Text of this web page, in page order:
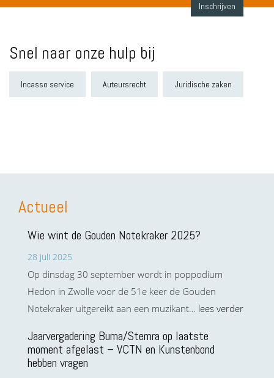
Inschrijven
Snel naar onze hulp bij
Incasso service Auteursrecht Juridische zaken
Actueel
Wie wint de Gouden Notekraker 2025?
28 juli 2025
Op dinsdag 30 september wordt in poppodium
Hedon in Zwolle voor de 51e keer de Gouden
Notekraker uitgereikt aan een muzikant… lees verder
Jaarvergadering Buma/Stemra op laatste
moment afgelast – VCTN en Kunstenbond
hebben vragen